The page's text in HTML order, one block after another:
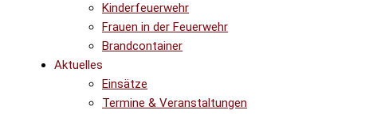
Kinderfeuerwehr
Frauen in der Feuerwehr
Brandcontainer
Aktuelles
Einsätze
Termine & Veranstaltungen